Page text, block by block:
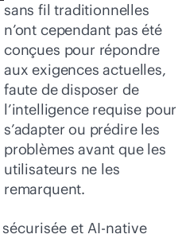
sans fil traditionnelles
n’ont cependant pas été
conçues pour répondre
aux exigences actuelles,
faute de disposer de
l’intelligence requise pour
s’adapter ou prédire les
problèmes avant que les
utilisateurs ne les
remarquent.
et AI-native